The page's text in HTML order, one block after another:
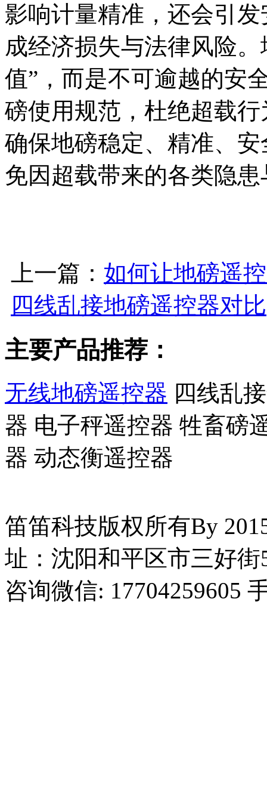
影响计量精准，还会引
成经济损失与法律风险
值”，而是不可逾越的安
磅使用规范，杜绝超载
确保地磅稳定、精准、
免因超载带来的各类隐
上一篇： 如何让地磅遥
四线乱接地磅遥控器对比
主要产品推荐：
无线地磅遥控器 四线乱
器 电子秤遥控器 牲畜磅
器 动态衡遥控器
笛笛科技版权所有By
址：沈阳和平区市三好
咨询微信: 17704259605